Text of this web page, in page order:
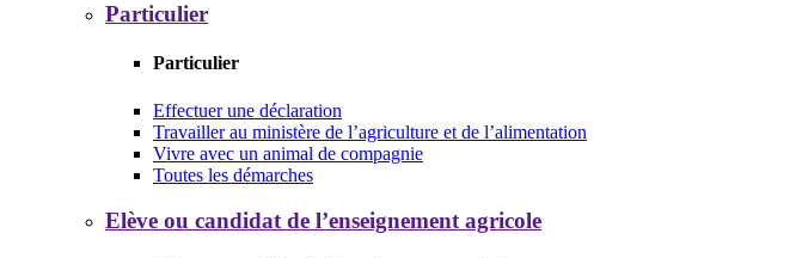
Particulier
Particulier
Effectuer une déclaration
Travailler au ministère de l’agriculture et de l’alimentation
Vivre avec un animal de compagnie
Toutes les démarches
Elève ou candidat de l’enseignement agricole